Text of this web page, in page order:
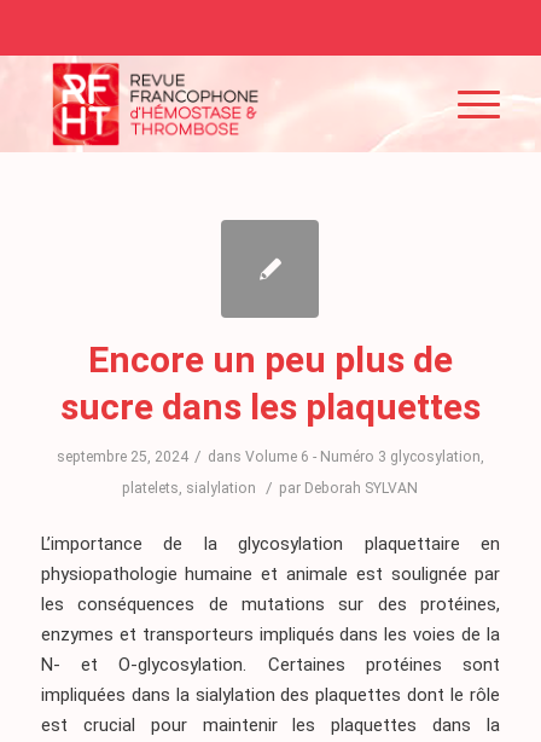
Encore un peu plus de
sucre dans les plaquettes
septembre 25, 2024 / dans Volume 6 - Numéro 3 glycosylation,
platelets, sialylation / par Deborah SYLVAN
L’importance de la glycosylation plaquettaire en
physiopathologie humaine et animale est soulignée par
les conséquences de mutations sur des protéines,
enzymes et transporteurs impliqués dans les voies de la
N- et O-glycosylation. Certaines protéines sont
impliquées dans la sialylation des plaquettes dont le rôle
est crucial pour maintenir les plaquettes dans la